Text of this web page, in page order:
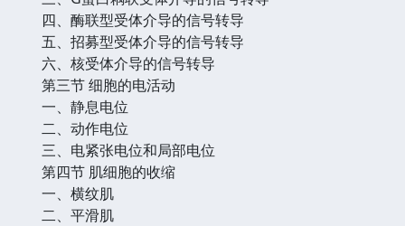
四、酶联型受体介导的信号转导
五、招募型受体介导的信号转导
六、核受体介导的信号转导
第三节 细胞的电活动
一、静息电位
二、动作电位
三、电紧张电位和局部电位
第四节 肌细胞的收缩
一、横纹肌
二、平滑肌